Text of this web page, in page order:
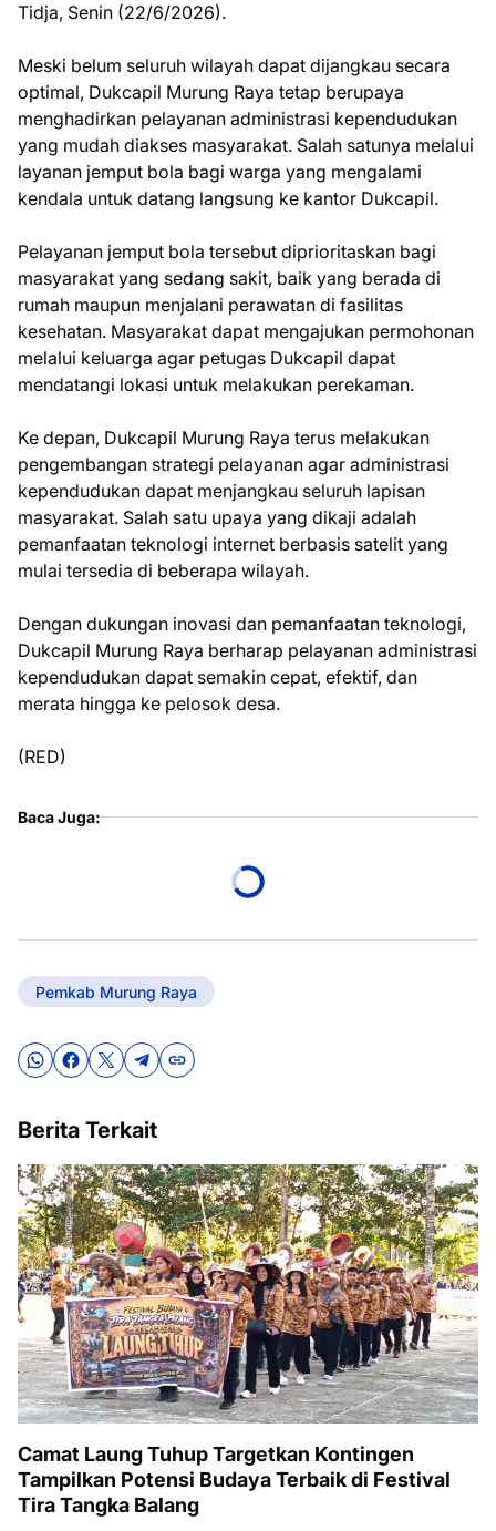
Tidja, Senin (22/6/2026).
Meski belum seluruh wilayah dapat dijangkau secara
optimal, Dukcapil Murung Raya tetap berupaya
menghadirkan pelayanan administrasi kependudukan
yang mudah diakses masyarakat. Salah satunya melalui
layanan jemput bola bagi warga yang mengalami
kendala untuk datang langsung ke kantor Dukcapil.
Pelayanan jemput bola tersebut diprioritaskan bagi
masyarakat yang sedang sakit, baik yang berada di
rumah maupun menjalani perawatan di fasilitas
kesehatan. Masyarakat dapat mengajukan permohonan
melalui keluarga agar petugas Dukcapil dapat
mendatangi lokasi untuk melakukan perekaman.
Ke depan, Dukcapil Murung Raya terus melakukan
pengembangan strategi pelayanan agar administrasi
kependudukan dapat menjangkau seluruh lapisan
masyarakat. Salah satu upaya yang dikaji adalah
pemanfaatan teknologi internet berbasis satelit yang
mulai tersedia di beberapa wilayah.
Dengan dukungan inovasi dan pemanfaatan teknologi,
Dukcapil Murung Raya berharap pelayanan administrasi
kependudukan dapat semakin cepat, efektif, dan
merata hingga ke pelosok desa.
(RED)
Baca Juga:
Pemkab Murung Raya
Berita Terkait
Camat Laung Tuhup Targetkan Kontingen
Tampilkan Potensi Budaya Terbaik di Festival
Tira Tangka Balang